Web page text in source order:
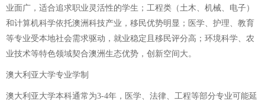
业面广，适合追求职业灵活性的学生；工程类（土木、机械、电子）
和计算机科学依托澳洲科技产业，移民优势明显；医学、护理、教育
等专业受本地社会需求驱动，就业稳定且移民评分高；环境科学、农
业技术等特色领域契合澳洲生态优势，创新空间大。
澳大利亚大学专业学制
澳大利亚大学本科通常为3-4年，医学、法律、工程等部分专业可能延